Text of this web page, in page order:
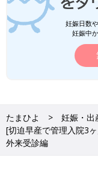
妊娠日数
妊娠中
たまひよ 妊娠・出
[切迫早産で管理入院3
外来受診編